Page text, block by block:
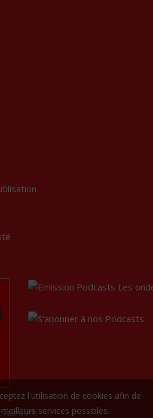
l'utilisation de cookies afin de
services possibles.